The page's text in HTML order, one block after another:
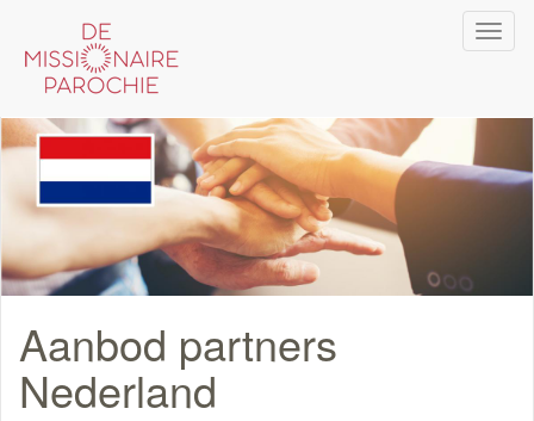
naar
inhoud
gaan
Aanbod partners
Nederland